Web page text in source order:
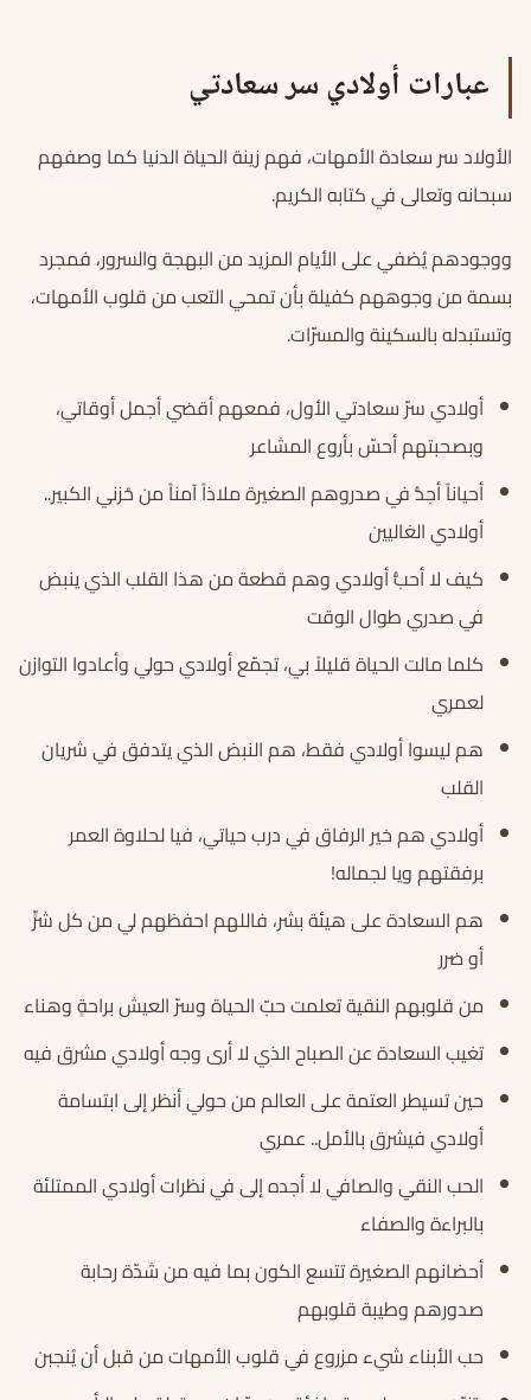
عبارات أولادي سر سعادتي
الأولاد سر سعادة الأمهات، فهم زينة الحياة الدنيا كما وصفهم
سبحانه وتعالى في كتابه الكريم.
ووجودهم يُضفي على الأيام المزيد من البهجة والسرور، فمجرد
بسمة من وجوههم كفيلة بأن تمحي التعب من قلوب الأمهات،
وتستبدله بالسكينة والمسرّات.
أولادي سرّ سعادتي الأول، فمعهم أقضي أجمل أوقاتي،
وبصحبتهم أحسّ بأروع المشاعر
أحياناً أجدُّ في صدروهم الصغيرة ملاذاً آمناً من حُزني الكبير..
أولادي الغاليين
كيف لا أحبُّ أولادي وهم قطعة من هذا القلب الذي ينبض
في صدري طوال الوقت
كلما مالت الحياة قليلاً بي، تجمّع أولادي حولي وأعادوا التوازن
لعمري
هم ليسوا أولادي فقط، هم النبض الذي يتدفق في شريان
القلب
أولادي هم خير الرفاق في درب حياتي، فيا لحلاوة العمر
برفقتهم ويا لجماله!
هم السعادة على هيئة بشر، فاللهم احفظهم لي من كل شرٍّ
أو ضرر
من قلوبهم النقية تعلمت حبّ الحياة وسرّ العيش براحةٍ وهناء
تغيب السعادة عن الصباح الذي لا أرى وجه أولادي مشرق فيه
حين تسيطر العتمة على العالم من حولي أنظر إلى ابتسامة
أولادي فيشرق بالأمل.. عمري
الحب النقي والصافي لا أجده إلى في نظرات أولادي الممتلئة
بالبراءة والصفاء
أحضانهم الصغيرة تتسع الكون بما فيه من شدّة رحابة
صدورهم وطيبة قلوبهم
حب الأبناء شيء مزروع في قلوب الأمهات من قبل أن يُنجبن